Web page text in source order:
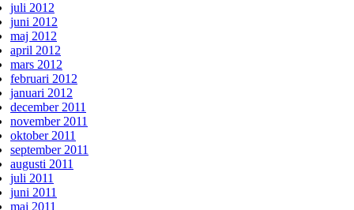
juli 2012
juni 2012
maj 2012
april 2012
mars 2012
februari 2012
januari 2012
december 2011
november 2011
oktober 2011
september 2011
augusti 2011
juli 2011
juni 2011
maj 2011